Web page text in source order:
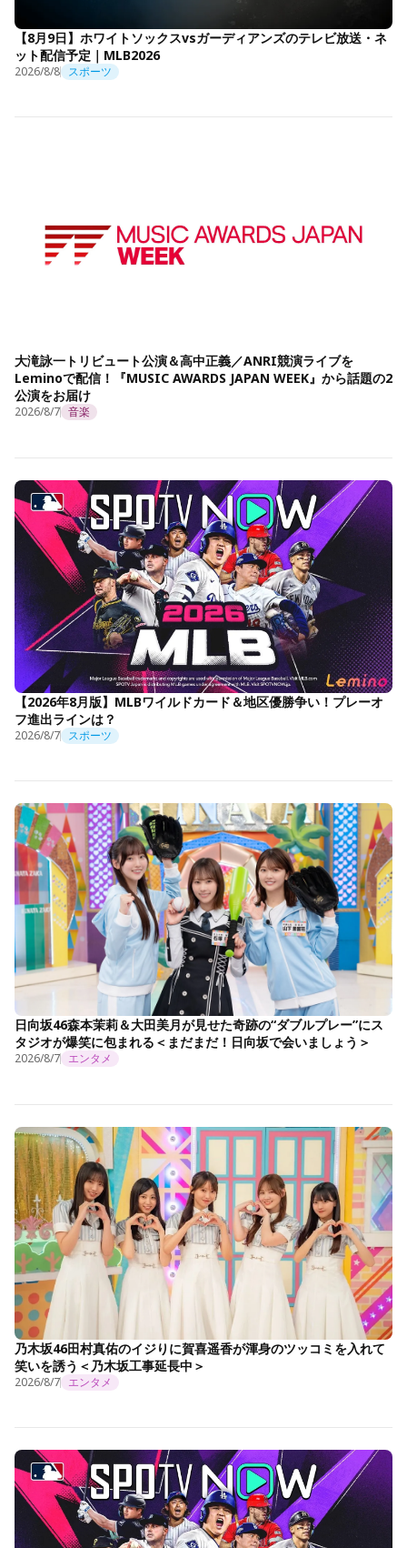
【8月9日】ホワイトソックスvsガーディアンズのテレビ放送・ネ
ット配信予定｜MLB2026
2026/8/8 スポーツ
大滝詠一トリビュート公演＆高中正義／ANRI競演ライブを
Leminoで配信！『MUSIC AWARDS JAPAN WEEK』から話題の2
公演をお届け
2026/8/7 音楽
【2026年8月版】MLBワイルドカード＆地区優勝争い！プレーオ
フ進出ラインは？
2026/8/7 スポーツ
日向坂46森本茉莉＆大田美月が見せた奇跡の“ダブルプレー”にス
タジオが爆笑に包まれる＜まだまだ！日向坂で会いましょう＞
2026/8/7 エンタメ
乃木坂46田村真佑のイジりに賀喜遥香が渾身のツッコミを入れて
笑いを誘う＜乃木坂工事延長中＞
2026/8/7 エンタメ